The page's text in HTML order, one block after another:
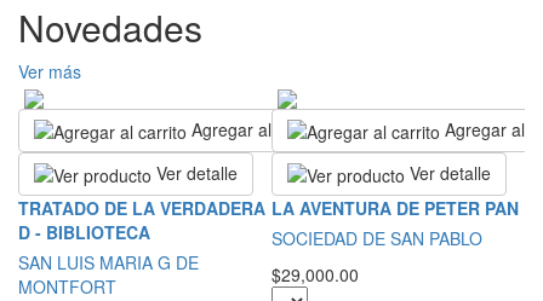
Novedades
Ver más
Agregar al carrito
Ver detalle
TRATADO DE LA VERDADERA
D - BIBLIOTECA
SAN LUIS MARIA G DE
MONTFORT
Agregar al
Ver detalle
LA AVENTURA DE PETER PAN
SOCIEDAD DE SAN PABLO
$29,000.00